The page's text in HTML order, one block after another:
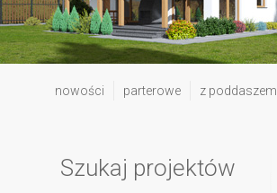
nowości parterowe z poddaszem
Szukaj projektów